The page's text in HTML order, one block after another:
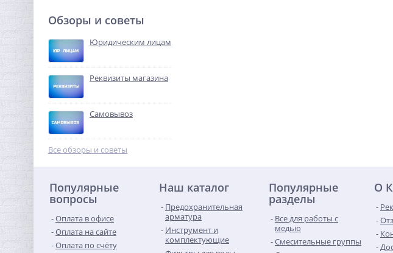
Муфта резьбовая 1"1/2 x
1"1/2 (ВР) никель UNI-FITT
2 102,00 руб.
-68%
Обзоры и советы
Юридическим лицам
Реквизиты магазина
Самовывоз
Все обзоры и советы
Популярные
вопросы
Оплата в офисе
Оплата на сайте
Оплата по счёту
Наш каталог
Предохранительная
арматура
Инструмент и
комплектующие
Популярные
разделы
Все для работы с
медью
Смесительные группы
О